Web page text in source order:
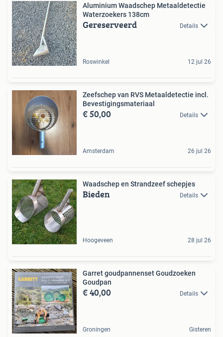
Aluminium Waadschep Metaaldetectie
Waterzoekers 138cm
Gereserveerd Details
Roswinkel 12 jul 26
Zeefschep van RVS Metaaldetectie incl.
Bevestigingsmateriaal
€ 50,00 Details
Amsterdam 26 jul 26
Waadschep en Strandzeef schepjes
Bieden Details
Hoogeveen 28 jul 26
Garret goudpannenset Goudzoeken
Goudpan
€ 40,00 Details
Groningen Gisteren